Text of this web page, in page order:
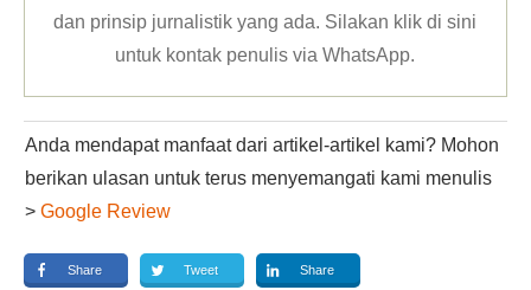
dan prinsip jurnalistik yang ada. Silakan klikdi sini
untuk kontak penulis via WhatsApp.
Anda mendapat manfaat dari artikel-artikel kami? Mohon
berikan ulasan untuk terus menyemangati kami menulis
> Google Review
Share Tweet Share